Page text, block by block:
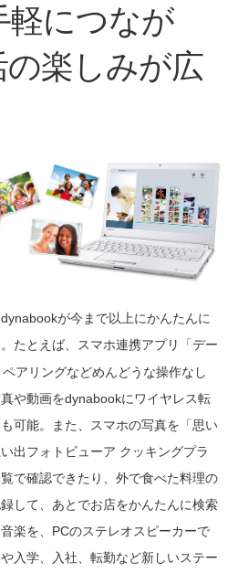
軽につなが
の楽しみが広
が今まで以上にかんたんに
たとえば、スマホ連携アプリ「デー
ペアリングなどめんどうな操作なし
や動画をdynabookにワイヤレス転
可能。また、スマホの写真を「思い
出フォトビューア クッキングプラ
で確認できたり、外で食べた料理の
して、あとでお店をかんたんに検索
楽を、PCのステレオスピーカーで
入学、入社、転勤など新しいステー